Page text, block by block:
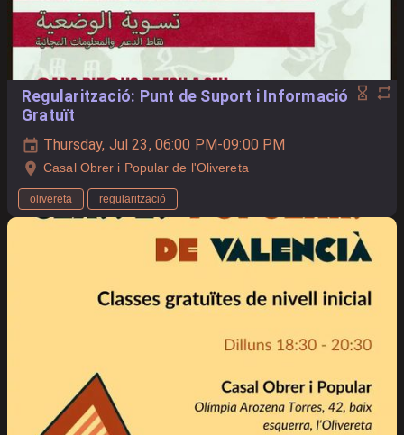
Regularització: Punt de Suport i Informació
Gratuït
Thursday, Jul 23, 06:00 PM-09:00 PM
Casal Obrer i Popular de l'Olivereta
olivereta regularització